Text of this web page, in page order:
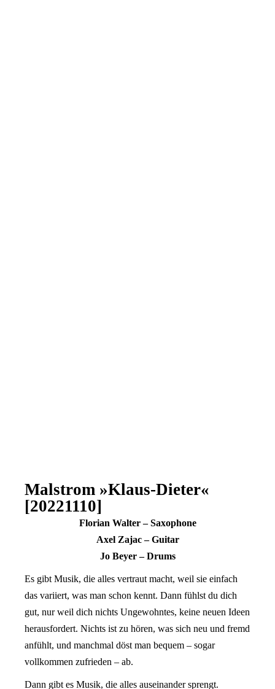
Malstrom »Klaus-Dieter«
[20221110]
Florian Walter – Saxophone
Axel Zajac – Guitar
Jo Beyer – Drums
Es gibt Musik, die alles vertraut macht, weil sie einfach
das variiert, was man schon kennt. Dann fühlst du dich
gut, nur weil dich nichts Ungewohntes, keine neuen Ideen
herausfordert. Nichts ist zu hören, was sich neu und fremd
anfühlt, und manchmal döst man bequem – sogar
vollkommen zufrieden – ab.
Dann gibt es Musik, die alles auseinander sprengt.